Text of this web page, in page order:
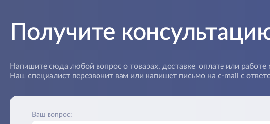
Получите
Напишите сюда любой вопрос о товарах, доставке, оплате или работе
Наш специалист перезвонит вам или напишет письмо на e-mail с
Ваш вопрос: